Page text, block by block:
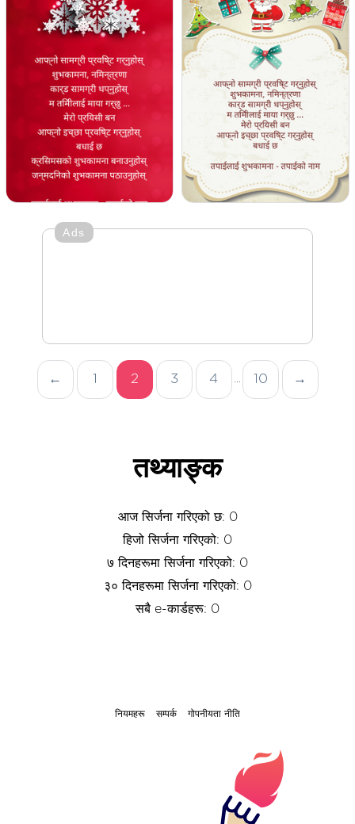
Ads
← 1 2 3 4 10 →
तथ्याङ्क
आज सिर्जना गरिएको छ: 0
हिजो सिर्जना गरिएको: 0
७ दिनहरूमा सिर्जना गरिएको: 0
३० दिनहरूमा सिर्जना गरिएको: 0
सबै e-कार्डहरू: 0
नियमहरू सम्पर्क गोपनीयता नीति